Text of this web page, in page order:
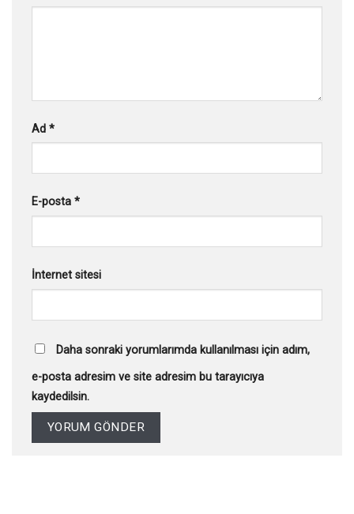
Ad *
E-posta *
İnternet sitesi
Daha sonraki yorumlarımda kullanılması için adım,
e-posta adresim ve site adresim bu tarayıcıya
kaydedilsin.